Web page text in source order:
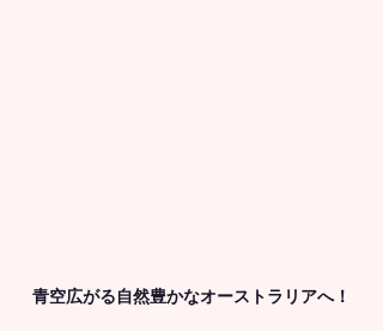
青空広がる自然豊かなオーストラリアへ！